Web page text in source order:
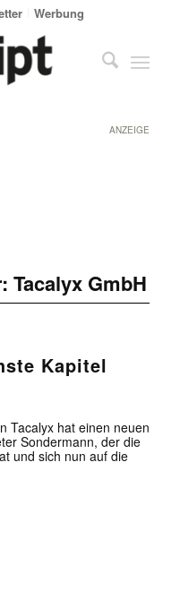
Werbung
ANZEIGE
Tacalyx GmbH
Kapitel
Tacalyx hat einen neuen
Sondermann, der die
und sich nun auf die